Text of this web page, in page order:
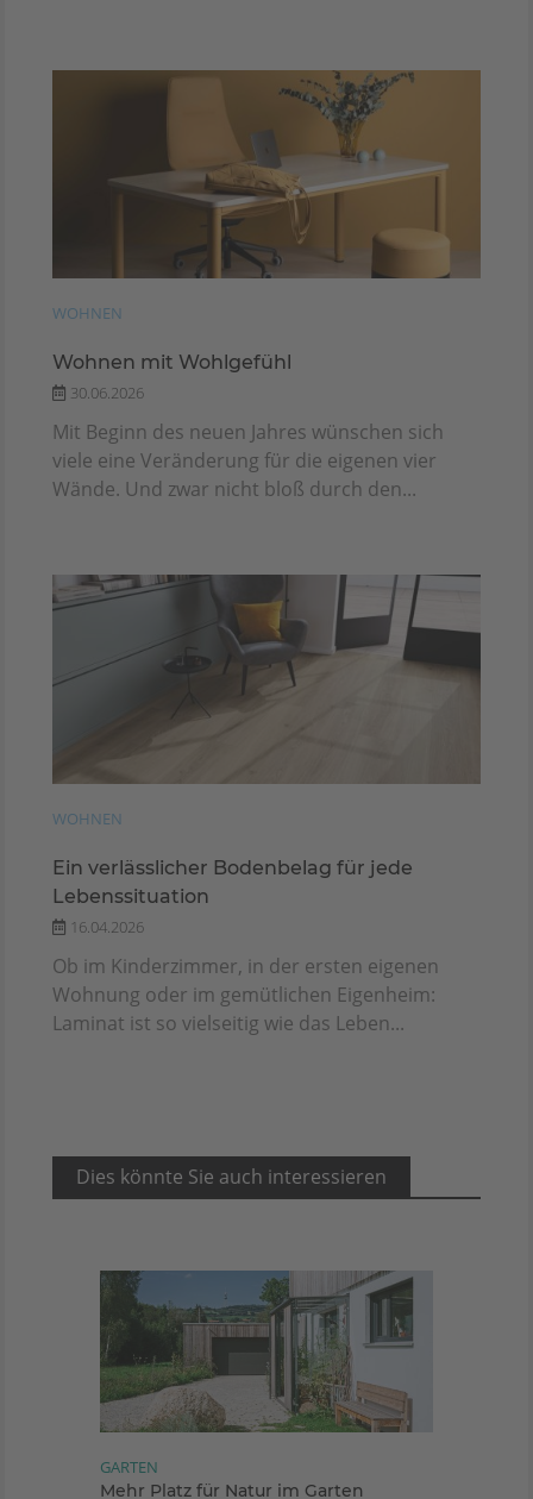
WOHNEN
Wohnen mit Wohlgefühl
30.06.2026
Mit Beginn des neuen Jahres wünschen sich
viele eine Veränderung für die eigenen vier
Wände. Und zwar nicht bloß durch den...
WOHNEN
Ein verlässlicher Bodenbelag für jede
Lebenssituation
16.04.2026
Ob im Kinderzimmer, in der ersten eigenen
Wohnung oder im gemütlichen Eigenheim:
Laminat ist so vielseitig wie das Leben...
Dies könnte Sie auch interessieren
GARTEN
Mehr Platz für Natur im Garten